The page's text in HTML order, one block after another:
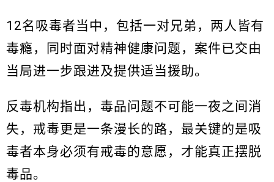
12名吸毒者当中，包括一对兄弟，两人皆有
毒瘾，同时面对精神健康问题，案件已交由
当局进一步跟进及提供适当援助。
反毒机构指出，毒品问题不可能一夜之间消
失，戒毒更是一条漫长的路，最关键的是吸
毒者本身必须有戒毒的意愿，才能真正摆脱
毒品。